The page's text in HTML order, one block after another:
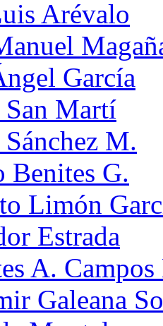
Arévalo
García
Martí
M.
Benites G.
Limón
Estrada
A.
Galeana